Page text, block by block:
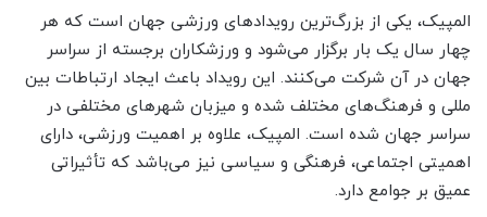
المپیک، یکی از بزرگ‌ترین رویدادهای ورزشی جهان است که هر
چهار سال یک بار برگزار می‌شود و ورزشکاران برجسته از سراسر
جهان در آن شرکت می‌کنند. این رویداد باعث ایجاد ارتباطات بین
مللی و فرهنگ‌های مختلف شده و میزبان شهرهای مختلفی در
سراسر جهان شده است. المپیک، علاوه بر اهمیت ورزشی، دارای
اهمیتی اجتماعی، فرهنگی و سیاسی نیز می‌باشد که تأثیراتی
عمیق بر جوامع دارد.